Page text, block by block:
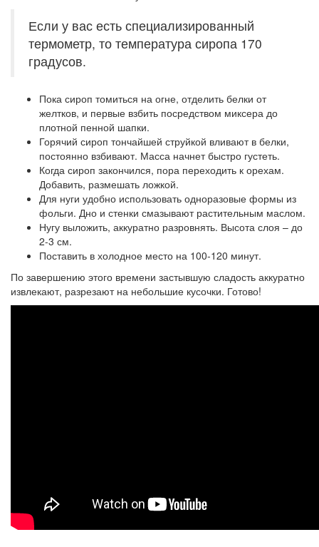
Если у вас есть специализированный
термометр, то температура сиропа 170
градусов.
Пока сироп томиться на огне, отделить белки от
желтков, и первые взбить посредством миксера до
плотной пенной шапки.
Горячий сироп тончайшей струйкой вливают в белки,
постоянно взбивают. Масса начнет быстро густеть.
Когда сироп закончился, пора переходить к орехам.
Добавить, размешать ложкой.
Для нуги удобно использовать одноразовые формы из
фольги. Дно и стенки смазывают растительным маслом.
Нугу выложить, аккуратно разровнять. Высота слоя – до
2-3 см.
Поставить в холодное место на 100-120 минут.
По завершению этого времени застывшую сладость аккуратно
извлекают, разрезают на небольшие кусочки. Готово!